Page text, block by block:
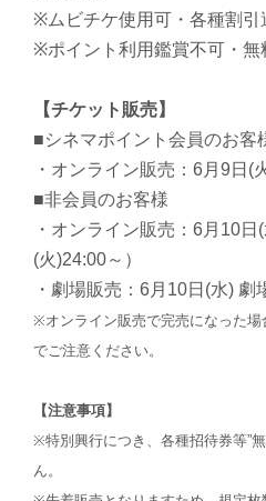
※ムビチケ使用可・各種割引
※ポイント利用鑑賞不可・無
【チケット販売】
■シネマポイント会員のお客
・オンライン販売：6月9日(
■非会員のお客様
・オンライン販売：6月10日
(火)24:00～）
・劇場販売：6月10日(水) 劇
※オンライン販売で完売になった
でご注意ください。
【注意事項】
※特別興行につき、各種招待券等”
ん。